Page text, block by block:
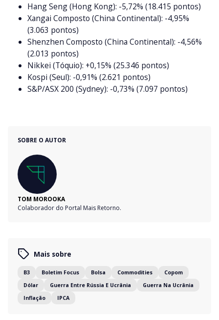
Hang Seng (Hong Kong): -5,72% (18.415 pontos)
Xangai Composto (China Continental): -4,95%
(3.063 pontos)
Shenzhen Composto (China Continental): -4,56%
(2.013 pontos)
Nikkei (Tóquio): +0,15% (25.346 pontos)
Kospi (Seul): -0,91% (2.621 pontos)
S&P/ASX 200 (Sydney): -0,73% (7.097 pontos)
SOBRE O AUTOR
TOM MOROOKA
Colaborador do Portal Mais Retorno.
Mais sobre
B3 Boletim Focus Bolsa Commodities
Copom
Dólar
Guerra Entre Rússia E Ucrânia
Guerra Na Ucrânia
Inflação
IPCA